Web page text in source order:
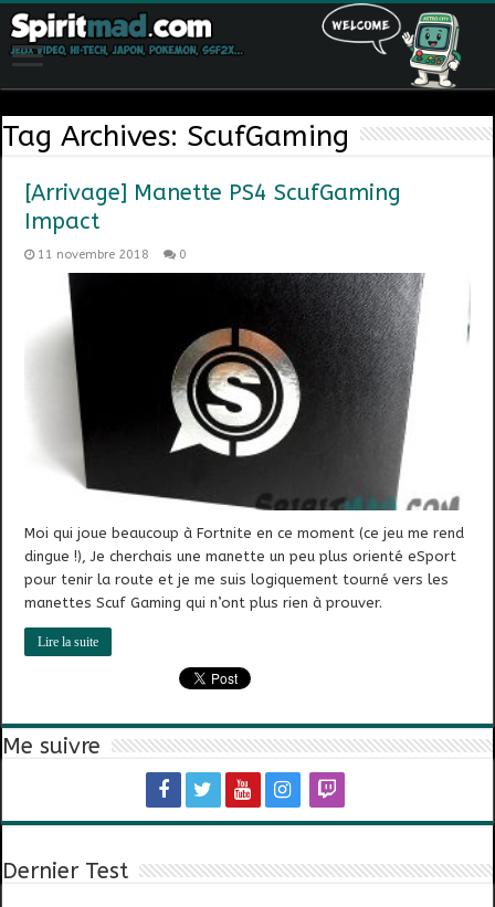
Tag Archives: ScufGaming
[Arrivage] Manette PS4 ScufGaming
Impact
11 novembre 2018 0
Moi qui joue beaucoup à Fortnite en ce moment (ce jeu me rend
dingue !), Je cherchais une manette un peu plus orienté eSport
pour tenir la route et je me suis logiquement tourné vers les
manettes Scuf Gaming qui n’ont plus rien à prouver.
Lire la suite
Me suivre
Dernier Test